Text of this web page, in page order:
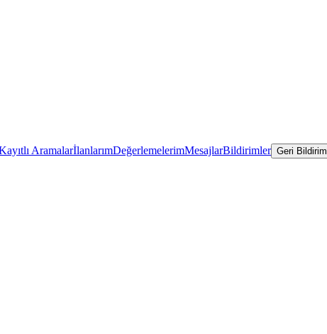
AramalarİlanlarımDeğerlemelerimMesajlarBildirimler Geri Bildirim